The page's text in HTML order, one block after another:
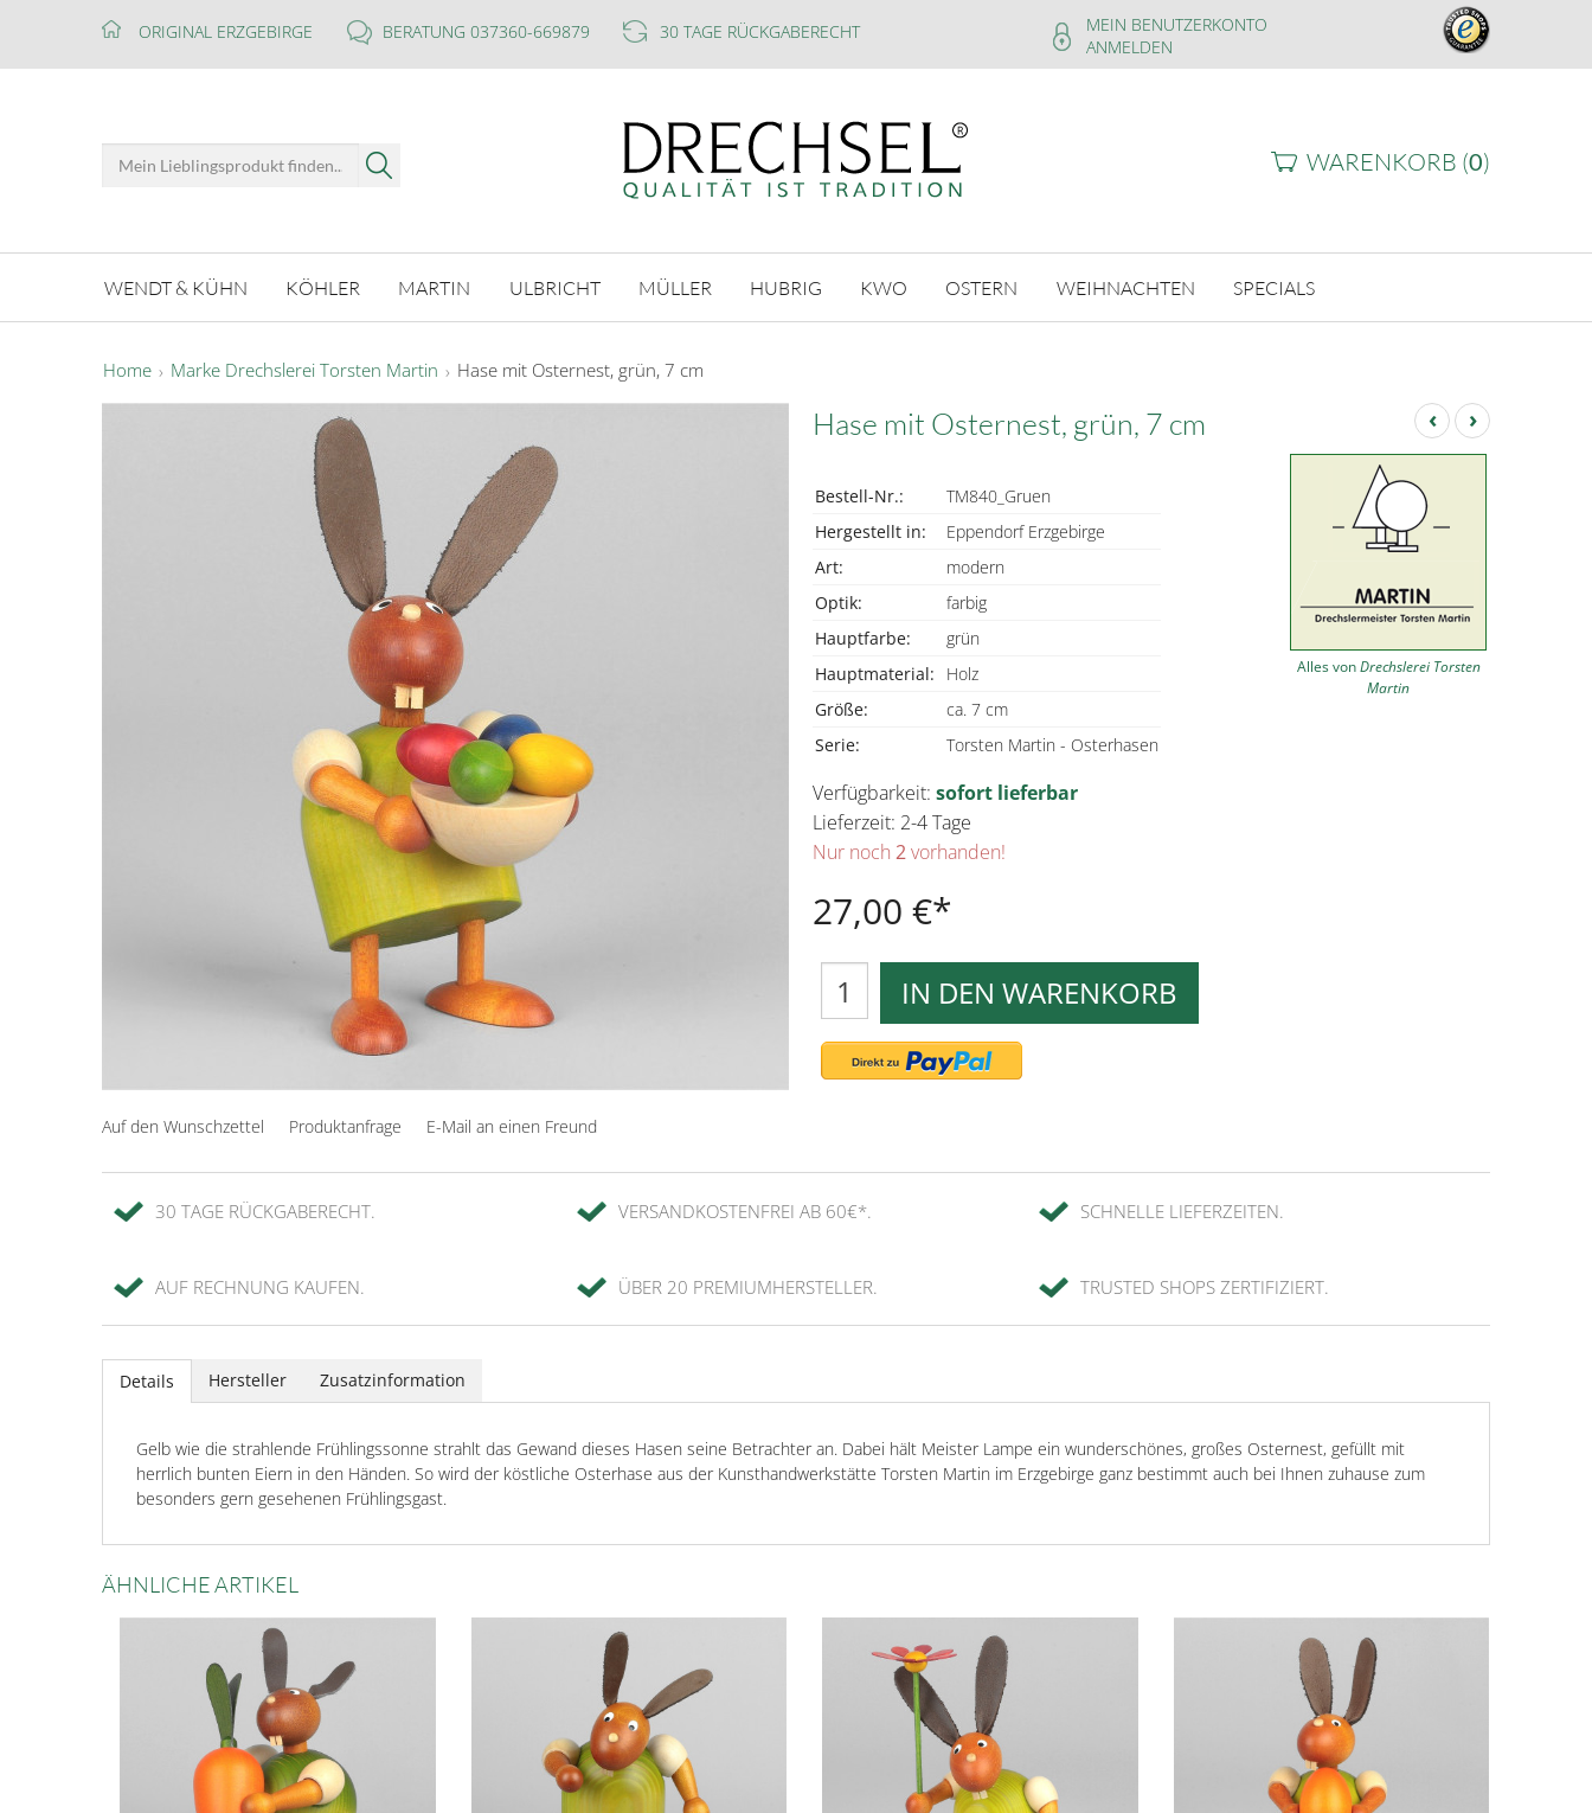
ORIGINAL ERZGEBIRGE BERATUNG 037360-669879 30 TAGE RÜCKGABERECHT
MEIN BENUTZERKONTO
ANMELDEN
WARENKORB (0)
WENDT & KÜHN KÖHLER MARTIN ULBRICHT MÜLLER HUBRIG KWO OSTERN WEIHNACHTEN SPECIALS
Home Marke Drechslerei Torsten Martin Hase mit Osternest, grün, 7 cm
‹ ›
Hase mit Osternest, grün, 7 cm
Bestell-Nr.:
TM840_Gruen
Hergestellt in:
Eppendorf Erzgebirge
Art:
modern
Optik:
farbig
Hauptfarbe:
grün
Hauptmaterial:
Holz
Größe:
ca. 7 cm
Serie:
Torsten Martin - Osterhasen
Alles vonDrechslerei Torsten
Martin
Verfügbarkeit: sofort lieferbar
Lieferzeit: 2-4 Tage
Nur noch 2vorhanden!
27,00 €
IN DEN WARENKORB
Auf den Wunschzettel Produktanfrage E-Mail an einen Freund
30 TAGE RÜCKGABERECHT. VERSANDKOSTENFREI AB 60€*. SCHNELLE LIEFERZEITEN.
AUF RECHNUNG KAUFEN. ÜBER 20 PREMIUMHERSTELLER. TRUSTED SHOPS ZERTIFIZIERT.
Details Hersteller Zusatzinformation
Gelb wie die strahlende Frühlingssonne strahlt das Gewand dieses Hasen seine Betrachter an. Dabei hält Meister Lampe ein wunderschönes, großes Osternest, gefüllt mit
herrlich bunten Eiern in den Händen. So wird der köstliche Osterhase aus der Kunsthandwerkstätte Torsten Martin im Erzgebirge ganz bestimmt auch bei Ihnen zuhause zum
besonders gern gesehenen Frühlingsgast.
ÄHNLICHE ARTIKEL